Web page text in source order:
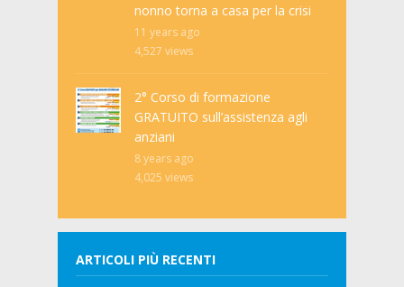
nonno torna a casa per la crisi
11 years ago
4,527 views
2° Corso di formazione
GRATUITO sull’assistenza agli
anziani
8 years ago
4,025 views
ARTICOLI PIÙ RECENTI